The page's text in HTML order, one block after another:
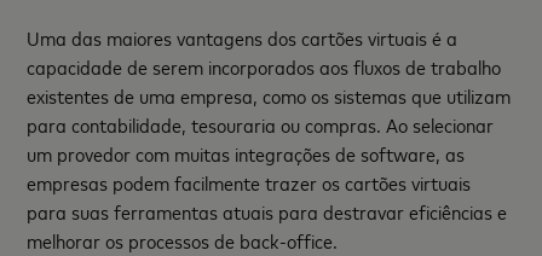
Uma das maiores vantagens dos cartões virtuais é a
capacidade de serem incorporados aos fluxos de trabalho
existentes de uma empresa, como os sistemas que utilizam
para contabilidade, tesouraria ou compras. Ao selecionar
um provedor com muitas integrações de software, as
empresas podem facilmente trazer os cartões virtuais
para suas ferramentas atuais para destravar eficiências e
melhorar os processos de back-office.